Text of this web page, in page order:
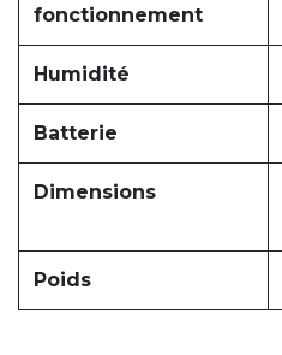
fonctionnement
Humidité
Batterie
Dimensions
Poids